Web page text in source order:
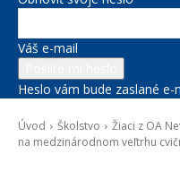
Váš e-mail
Heslo vám bude zaslané e-
Úvod Školstvo
Žiaci z OA
na medzinárodnom veľtrhu